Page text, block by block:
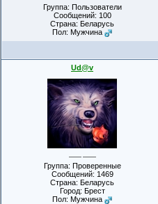
Группа: Пользователи
Сообщений: 100
Страна: Беларусь
Пол: Мужчина
Ud@v
Группа: Проверенные
Сообщений: 1469
Страна: Беларусь
Город: Брест
Пол: Мужчина